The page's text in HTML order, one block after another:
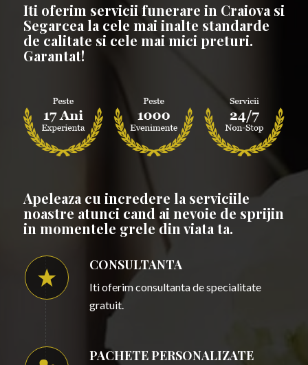
Iti oferim servicii funerare in Craiova si
Segarcea la cele mai inalte standarde
de calitate si cele mai mici preturi.
Garantat!
Apeleaza cu incredere la serviciile
noastre atunci cand ai nevoie de sprijin
in momentele grele din viata ta.
CONSULTANTA
Iti oferim consultanta de specialitate
gratuit.
PACHETE PERSONALIZATE